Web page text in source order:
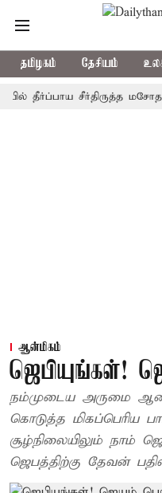
தமிழகம் தேசியம்
சீர்திருத்த மசோதா
ஆன்மிகம்
ஜெபியுங்கள்!
நம்முடைய அருமை
கொடுத்த மிகப்பெரிய
சூழ்நிலையிலும் நாம்
ஜெபத்திற்கு தேவன்